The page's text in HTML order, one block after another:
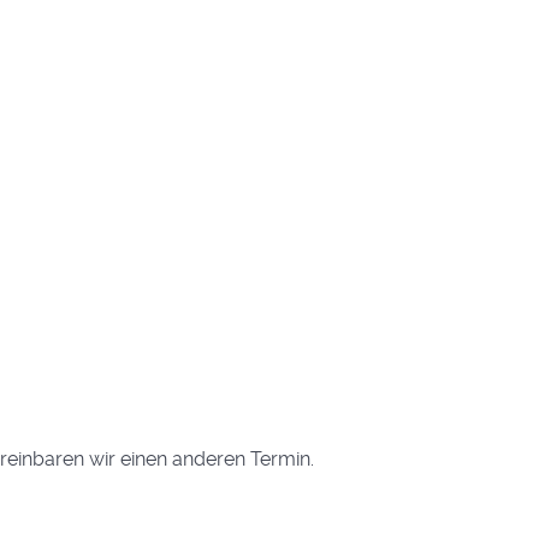
wir einen anderen Termin.